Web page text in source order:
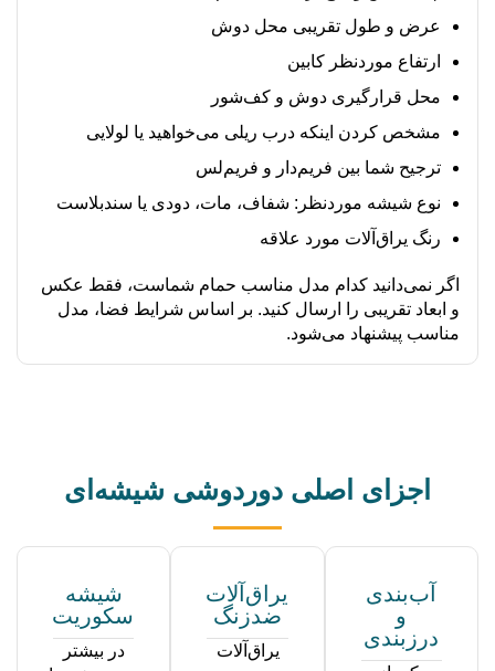
عرض و طول تقریبی محل دوش
ارتفاع موردنظر کابین
محل قرارگیری دوش و کف‌شور
مشخص کردن اینکه درب ریلی می‌خواهید یا لولایی
ترجیح شما بین فریم‌دار و فریم‌لس
نوع شیشه موردنظر: شفاف، مات، دودی یا سندبلاست
رنگ یراق‌آلات مورد علاقه
اگر نمی‌دانید کدام مدل مناسب حمام شماست، فقط عکس
و ابعاد تقریبی را ارسال کنید. بر اساس شرایط فضا، مدل
مناسب پیشنهاد می‌شود.
اجزای اصلی دوردوشی شیشه‌ای
آب‌بندی
و
درزبندی
یراق‌آلات
ضدزنگ
یراق‌آلات
شیشه
سکوریت
در بیشتر